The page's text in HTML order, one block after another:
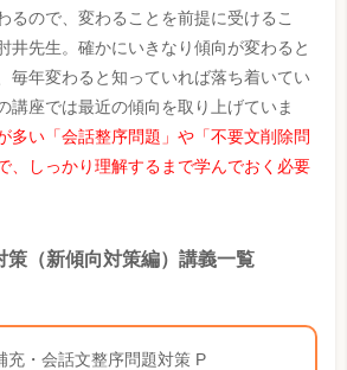
るので、変わることを前提に受けるこ
井先生。確かにいきなり傾向が変わると
毎年変わると知っていれば落ち着いてい
講座では最近の傾向を取り上げていま
多い「会話整序問題」や「不要文削除問
、しっかり理解するまで学んでおく必要
策（新傾向対策編）講義一覧
・会話文整序問題対策 P